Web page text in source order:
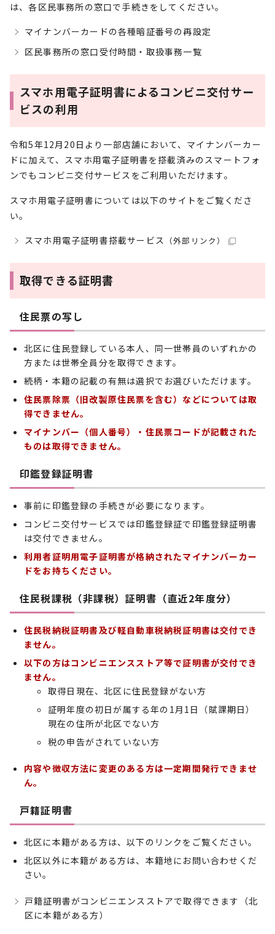
は、各区民事務所の窓口で手続きをしてください。
マイナンバーカードの各種暗証番号の再設定
区民事務所の窓口受付時間・取扱事務一覧
スマホ用電子証明書によるコンビニ交付サー
ビスの利用
令和5年12月20日より一部店舗において、マイナンバーカー
ドに加えて、スマホ用電子証明書を搭載済みのスマートフォ
ンでもコンビニ交付サービスをご利用いただけます。
スマホ用電子証明書については以下のサイトをご覧くださ
い。
スマホ用電子証明書搭載サービス （外部リンク）
取得できる証明書
住民票の写し
北区に住民登録している本人、同一世帯員のいずれかの
方または世帯全員分を取得できます。
続柄・本籍の記載の有無は選択でお選びいただけます。
住民票除票（旧改製原住民票を含む）などについては取
得できません。
マイナンバー（個人番号）・住民票コードが記載された
ものは取得できません。
印鑑登録証明書
事前に印鑑登録の手続きが必要になります。
コンビニ交付サービスでは印鑑登録証で印鑑登録証明書
は交付できません。
利用者証明用電子証明書が格納されたマイナンバーカー
ドをお持ちください。
住民税課税（非課税）証明書（直近2年度分）
住民税納税証明書及び軽自動車税納税証明書は交付でき
ません。
以下の方はコンビニエンスストア等で証明書が交付でき
ません。
取得日現在、北区に住民登録がない方
証明年度の初日が属する年の1月1日（賦課期日）
現在の住所が北区でない方
税の申告がされていない方
内容や徴収方法に変更のある方は一定期間発行できませ
ん。
戸籍証明書
北区に本籍がある方は、以下のリンクをご覧ください。
北区以外に本籍がある方は、本籍地にお問い合わせくだ
さい。
戸籍証明書がコンビニエンスストアで取得できます（北
区に本籍がある方）